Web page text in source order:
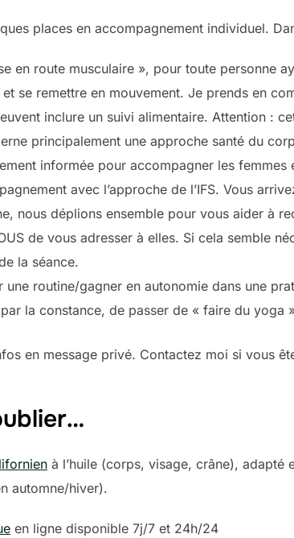
places en accompagnement individuel.
en route musculaire », pour toute personne
se remettre en mouvement. Je prends en
inclure un suivi alimentaire. Attention :
principalement une approche santé du
informée pour accompagner les
avec l’approche de l’IFS. Vous
nous déplions ensemble pour vous aider à
de vous adresser à elles. Si cela semble
la séance.
une routine/gagner en autonomie dans une
la constance, de passer de « faire du yoga
en message privé. Contactez moi si vous
à l’huile (corps, visage, crâne),
automne/hiver).
en ligne disponible 7j/7 et 24h/24